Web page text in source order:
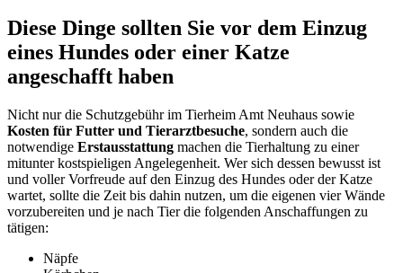
Diese Dinge sollten Sie vor dem Einzug
eines Hundes oder einer Katze
angeschafft haben
Nicht nur die Schutzgebühr im Tierheim Amt Neuhaus sowie
Kosten für Futter und Tierarztbesuche, sondern auch die
notwendige Erstausstattung machen die Tierhaltung zu einer
mitunter kostspieligen Angelegenheit. Wer sich dessen bewusst ist
und voller Vorfreude auf den Einzug des Hundes oder der Katze
wartet, sollte die Zeit bis dahin nutzen, um die eigenen vier Wände
vorzubereiten und je nach Tier die folgenden Anschaffungen zu
tätigen:
Näpfe